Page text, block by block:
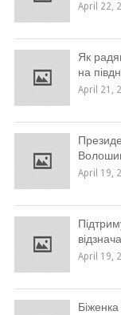
April 22,
Як
на
April 21,
April 19,
April 19,